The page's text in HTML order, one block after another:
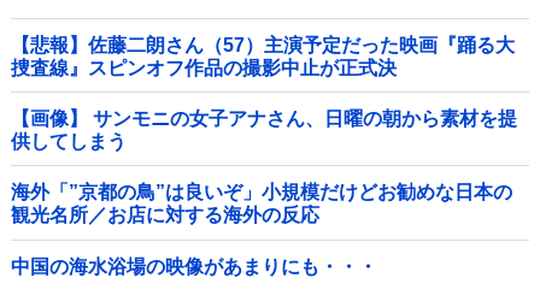
【悲報】佐藤二朗さん（57）主演予定だった映画『踊る大
捜査線』スピンオフ作品の撮影中止が正式決
定・・・・・・・・・他
【画像】 サンモニの女子アナさん、日曜の朝から素材を提
供してしまう
海外「”京都の鳥”は良いぞ」小規模だけどお勧めな日本の
観光名所／お店に対する海外の反応
中国の海水浴場の映像があまりにも・・・